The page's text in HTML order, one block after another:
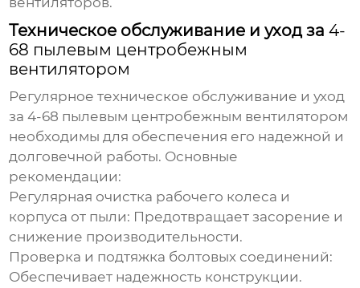
Техническое обслуживание и уход за4-
68 пылевым центробежным
вентилятором
Регулярное техническое обслуживание и уход
за4-68 пылевым центробежным вентилятором
необходимы для обеспечения его надежной и
долговечной работы. Основные
рекомендации:
Регулярная очистка рабочего колеса и
корпуса от пыли: Предотвращает засорение и
снижение производительности.
Проверка и подтяжка болтовых соединений:
Обеспечивает надежность конструкции.